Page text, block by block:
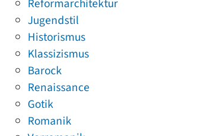
Reformarchitektur
Jugendstil
Historismus
Klassizismus
Barock
Renaissance
Gotik
Romanik